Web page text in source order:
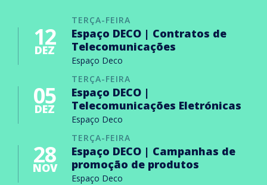
TERÇA-FEIRA
12
DEZ
Espaço DECO | Contratos de
Telecomunicações
Espaço Deco
TERÇA-FEIRA
05
DEZ
Espaço DECO |
Telecomunicações Eletrónicas
Espaço Deco
TERÇA-FEIRA
28
NOV
Espaço DECO | Campanhas de
promoção de produtos
Espaço Deco